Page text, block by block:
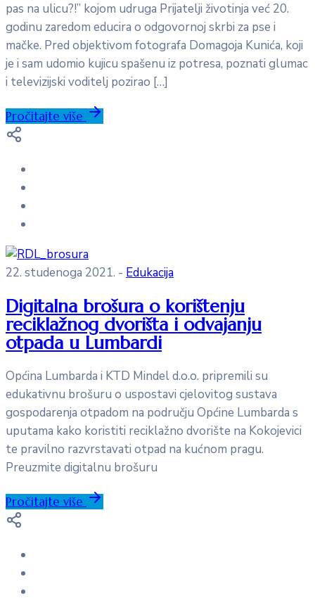
pas na ulicu?!” kojom udruga Prijatelji životinja već 20.
godinu zaredom educira o odgovornoj skrbi za pse i
mačke. Pred objektivom fotografa Domagoja Kunića, koji
je i sam udomio kujicu spašenu iz potresa, poznati glumac
i televizijski voditelj pozirao […]
Pročitajte više
22. studenoga 2021. - Edukacija
Digitalna brošura o korištenju
reciklažnog dvorišta i odvajanju
otpada u Lumbardi
Općina Lumbarda i KTD Mindel d.o.o. pripremili su
edukativnu brošuru o uspostavi cjelovitog sustava
gospodarenja otpadom na području Općine Lumbarda s
uputama kako koristiti reciklažno dvorište na Kokojevici
te pravilno razvrstavati otpad na kućnom pragu.
Preuzmite digitalnu brošuru
Pročitajte više